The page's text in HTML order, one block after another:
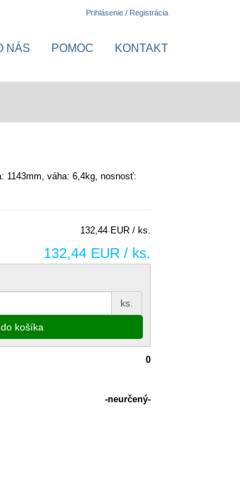
Prihlásenie / Registrácia
NÁS POMOC KONTAKT
1143mm, váha: 6,4kg, nosnosť:
132,44 EUR / ks.
132,44 EUR / ks.
ks.
košíka
0
-neurčený-